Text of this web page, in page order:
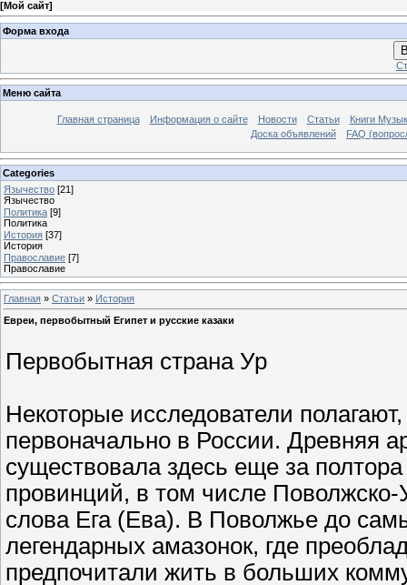
[Мой сайт]
Форма входа
Меню сайта
Главная страница Информация о сайте Новости Статьи
Книги
Доска объявлений
FAQ
Categories
Язычество [21]
Язычество
Политика [9]
Политика
История [37]
История
Православие [7]
Православие
Главная » Статьи » История
Евреи, первобытный Египет и русские казаки
Первобытная страна Ур
Некоторые исследователи
первоначально в России. Древняя
существовала здесь еще за
провинций, в том числе Поволжско-
слова Ега (Ева). В Поволжье до
легендарных амазонок, где
предпочитали жить в больших